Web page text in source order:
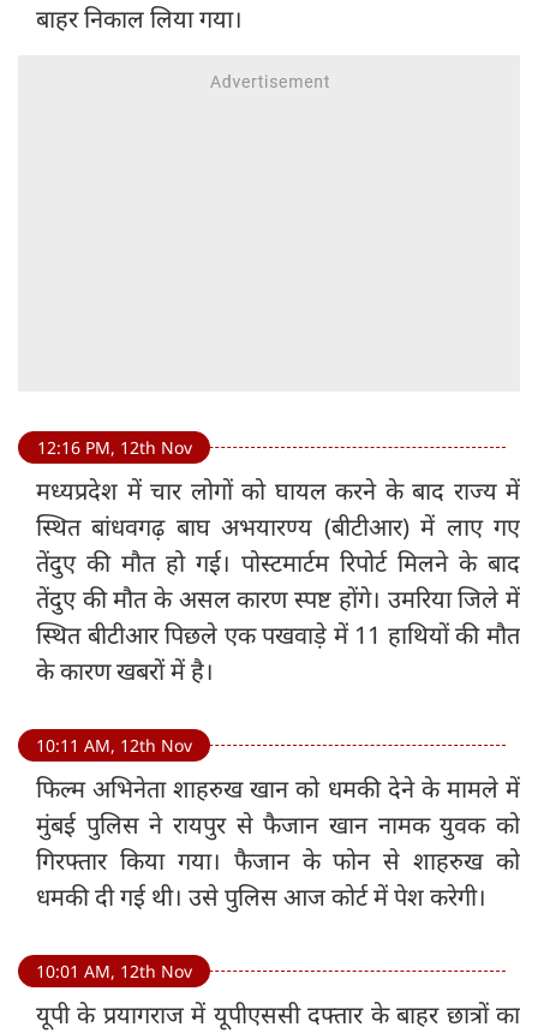
बाहर निकाल लिया गया।
12:16 PM, 12th Nov
मध्यप्रदेश में चार लोगों को घायल करने के बाद राज्य में
स्थित बांधवगढ़ बाघ अभयारण्य (बीटीआर) में लाए गए
तेंदुए की मौत हो गई। पोस्टमार्टम रिपोर्ट मिलने के बाद
तेंदुए की मौत के असल कारण स्पष्ट होंगे। उमरिया जिले में
स्थित बीटीआर पिछले एक पखवाड़े में 11 हाथियों की मौत
के कारण खबरों में है।
10:11 AM, 12th Nov
फिल्म अभिनेता शाहरुख खान को धमकी देने के मामले में
मुंबई पुलिस ने रायपुर से फैजान खान नामक युवक को
गिरफ्तार किया गया। फैजान के फोन से शाहरुख को
धमकी दी गई थी। उसे पुलिस आज कोर्ट में पेश करेगी।
10:01 AM, 12th Nov
यूपी के प्रयागराज में यूपीएससी दफ्तार के बाहर छात्रों का